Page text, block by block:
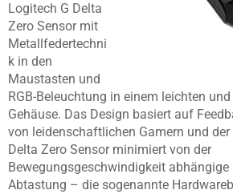
Logitech G Delta
Zero Sensor mit
Metallfedertechni
k in den
Maustasten und
RGB-Beleuchtung in einem leichten
Gehäuse. Das Design basiert auf
von leidenschaftlichen Gamern und der
Delta Zero Sensor minimiert von der
Bewegungsgeschwindigkeit abhängige
Abtastung – die sogenannte